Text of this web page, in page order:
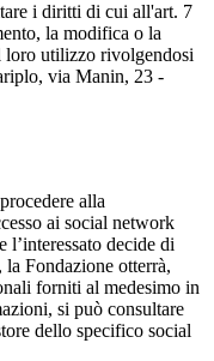
i diritti di cui all'art. 7
la modifica o la
loro utilizzo rivolgendosi
via Manin, 23 -
alla
ai social network
decide di
Fondazione otterrà,
forniti al medesimo in
si può consultare
dello specifico social